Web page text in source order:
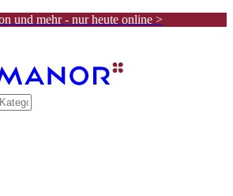
und mehr - nur heute online >